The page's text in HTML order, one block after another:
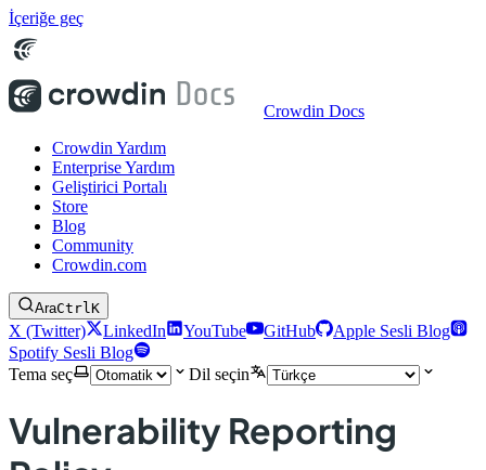
İçeriğe geç
Crowdin Docs
Crowdin Yardım
Enterprise Yardım
Geliştirici Portalı
Store
Blog
Community
Crowdin.com
AraCtrlK
X (Twitter) LinkedIn YouTube GitHub
Apple Sesli Blog
Spotify Sesli Blog
Tema seç
Dil seçin
Vulnerability Reporting